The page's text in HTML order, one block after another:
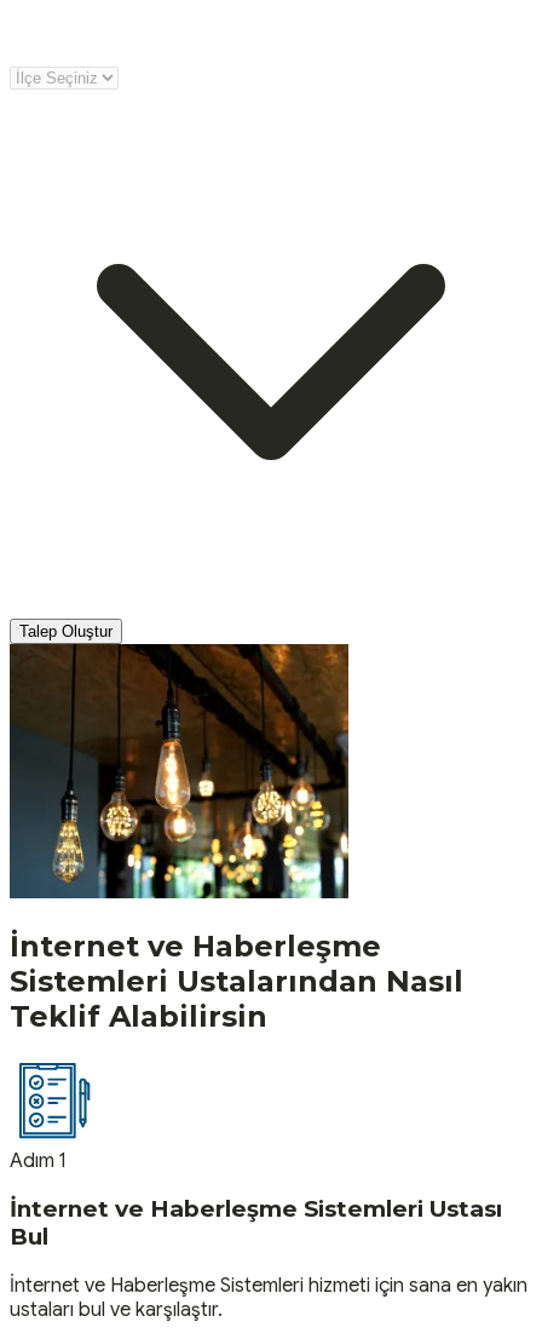
Talep Oluştur
İnternet ve Haberleşme
Sistemleri Ustalarından Nasıl
Teklif Alabilirsin
Adım 1
İnternet ve Haberleşme Sistemleri Ustası
Bul
İnternet ve Haberleşme Sistemleri hizmeti için sana en yakın
ustaları bul ve karşılaştır.